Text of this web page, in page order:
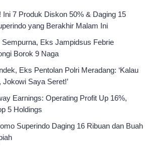
Ini 7 Produk Diskon 50% & Daging 15
yang Berakhir Malam Ini
Sempurna, Eks Jampidsus Febrie
Borok 9 Naga
Eks Pentolan Polri Meradang: ‘Kalau
Saya Seret!’
Earnings: Operating Profit Up 16%,
5 Holdings
Superindo Daging 16 Ribuan dan Buah